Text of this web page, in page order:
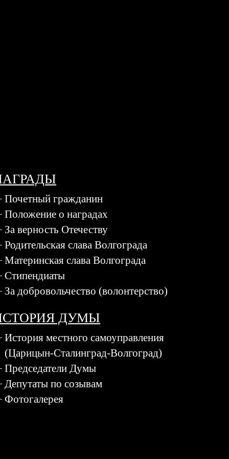
Почетный гражданин
Положение о наградах
За верность Отечеству
Родительская слава Волгограда
Материнская слава Волгограда
Стипендиаты
За добровольчество (волонтерство)
ДУМЫ
История местного самоуправления
(Царицын-Сталинград-Волгоград)
Председатели Думы
Депутаты по созывам
Фотогалерея